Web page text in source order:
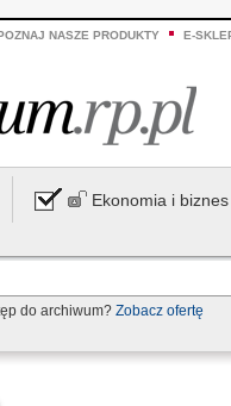
NASZE PRODUKTY E-
Ekonomia i biznes
do archiwum? Zobacz ofertę